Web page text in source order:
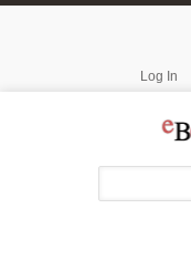
Log In